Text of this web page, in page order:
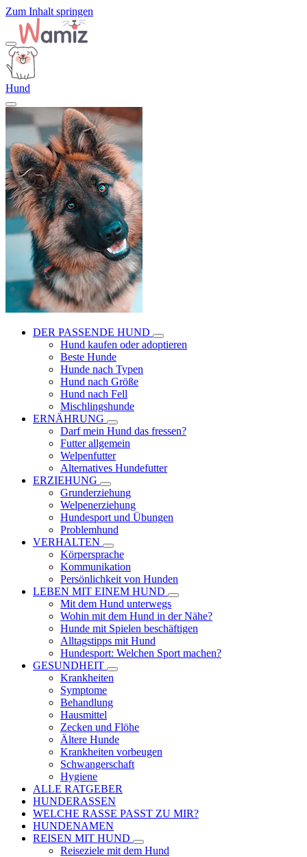
Zum Inhalt springen
Hund
DER PASSENDE HUND
Hund kaufen oder adoptieren
Beste Hunde
Hunde nach Typen
Hund nach Größe
Hund nach Fell
Mischlingshunde
ERNÄHRUNG
Darf mein Hund das fressen?
Futter allgemein
Welpenfutter
Alternatives Hundefutter
ERZIEHUNG
Grunderziehung
Welpenerziehung
Hundesport und Übungen
Problemhund
VERHALTEN
Körpersprache
Kommunikation
Persönlichkeit von Hunden
LEBEN MIT EINEM HUND
Mit dem Hund unterwegs
Wohin mit dem Hund in der Nähe?
Hunde mit Spielen beschäftigen
Alltagstipps mit Hund
Hundesport: Welchen Sport machen?
GESUNDHEIT
Krankheiten
Symptome
Behandlung
Hausmittel
Zecken und Flöhe
Ältere Hunde
Krankheiten vorbeugen
Schwangerschaft
Hygiene
ALLE RATGEBER
HUNDERASSEN
WELCHE RASSE PASST ZU MIR?
HUNDENAMEN
REISEN MIT HUND
Reiseziele mit dem Hund